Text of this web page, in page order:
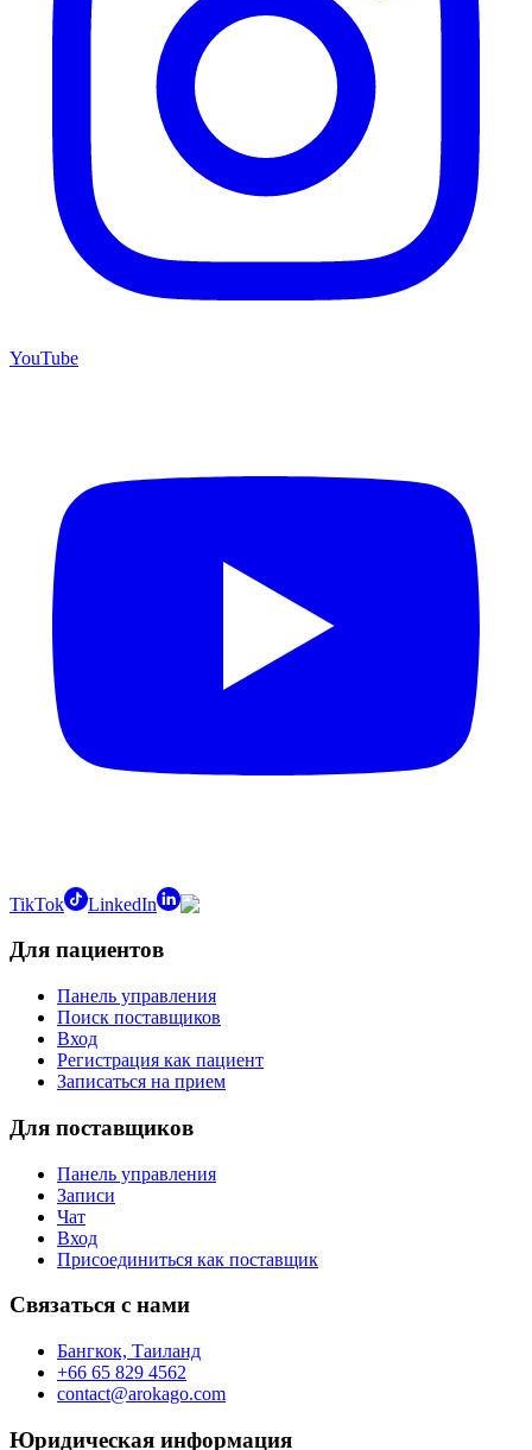
YouTube
TikTok LinkedIn
Для пациентов
Панель управления
Поиск поставщиков
Вход
Регистрация как пациент
Записаться на прием
Для поставщиков
Панель управления
Записи
Чат
Вход
Присоединиться как поставщик
Связаться с нами
Бангкок, Таиланд
+66 65 829 4562
contact@arokago.com
Юридическая информация